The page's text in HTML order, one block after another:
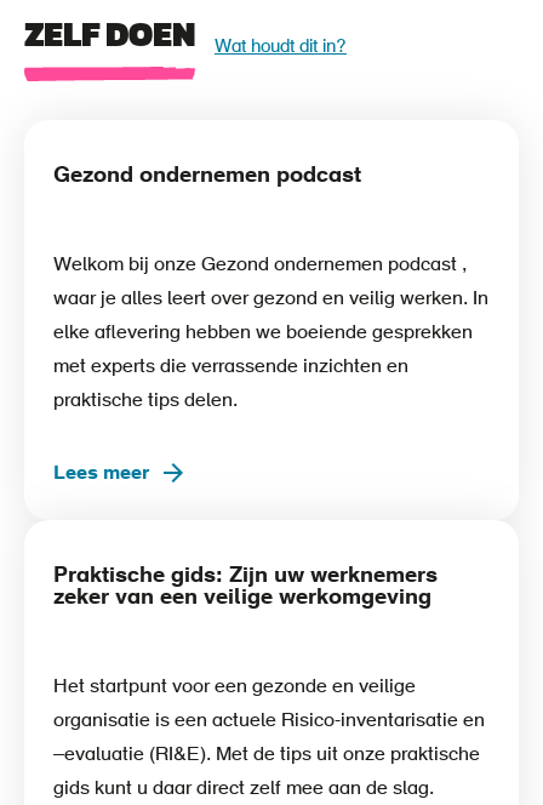
ZELF DOEN Wat houdt dit in?
Gezond ondernemen podcast
Welkom bij onze Gezond ondernemen podcast ,
waar je alles leert over gezond en veilig werken. In
elke aflevering hebben we boeiende gesprekken
met experts die verrassende inzichten en
praktische tips delen.
Lees meer
Praktische gids: Zijn uw werknemers
zeker van een veilige werkomgeving
Het startpunt voor een gezonde en veilige
organisatie is een actuele Risico-inventarisatie en
–evaluatie (RI&E). Met de tips uit onze praktische
gids kunt u daar direct zelf mee aan de slag.